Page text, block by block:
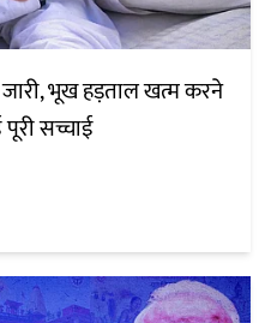
भूख हड़ताल खत्म करने
सच्चाई